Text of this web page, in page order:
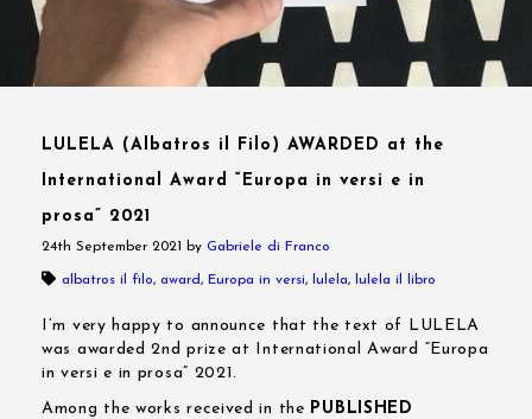
LULELA (Albatros il Filo) AWARDED at the
International Award “Europa in versi e in
prosa” 2021
24th September 2021 by Gabriele di Franco
albatros il filo, award, Europa in versi, lulela, lulela il libro
I’m very happy to announce that the text of LULELA
was awarded 2nd prize at International Award “Europa
in versi e in prosa” 2021.
Among the works received in the PUBLISHED